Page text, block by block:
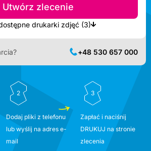
Utwórz zlecenie
Pokaż najbliższe dostępne drukarki zdjęć (3)
+48 530 657 000
2
Dodaj pliki z telefonu
lub wyślij na adres e-
mail
3
Zapłać i naciśnij
DRUKUJ na stronie
zlecenia